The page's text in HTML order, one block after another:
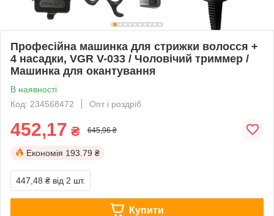
Професійна машинка для стрижки волосся +
4 насадки, VGR V-033 / Чоловічий триммер /
Машинка для окантування
В наявності
Код: 234568472
Опт і роздріб
452,17 ₴ 645,96 ₴
Економія 193.79 ₴
447,48 ₴ від 2 шт.
Купити